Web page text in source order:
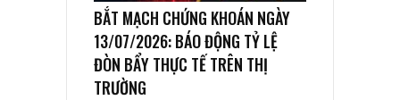
BẮT MẠCH CHỨNG KHOÁN NGÀY
13/07/2026: BÁO ĐỘNG TỶ LỆ
ĐÒN BẨY THỰC TẾ TRÊN THỊ
TRƯỜNG